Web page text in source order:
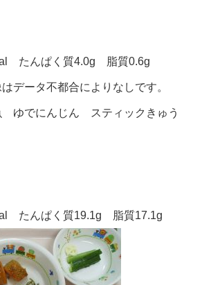
たんぱく質4.0g 脂質0.6g
データ不都合によりなしです。
でにんじん スティックきゅう
たんぱく質19.1g 脂質17.1g